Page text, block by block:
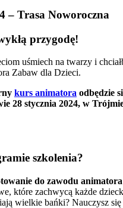
– Trasa Noworoczna
przygodę!
uśmiech na twarzy i
Zabaw dla Dzieci.
kurs animatora odbędzie
28 stycznia 2024, w
szkolenia?
do zawodu
które zachwycą każde
wielkie bańki? Nauczysz